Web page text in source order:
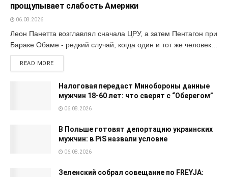
прощупывает слабость Америки
06.08.2026
Леон Панетта возглавлял сначала ЦРУ, а затем Пентагон при
Бараке Обаме - редкий случай, когда один и тот же человек...
READ MORE
Налоговая передаст Минобороны данные
мужчин 18-60 лет: что сверят с “Оберегом”
06.08.2026
В Польше готовят депортацию украинских
мужчин: в PiS назвали условие
06.08.2026
Зеленский собрал совещание по FREYJA: